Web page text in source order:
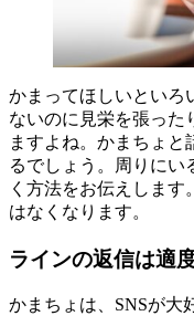
かまってほしいといろ
ないのに見栄を張った
ますよね。かまちょと
るでしょう。周りにい
く方法をお伝えしま
はなくなります。
ラインの返信は適
かまちょは、SNSが大